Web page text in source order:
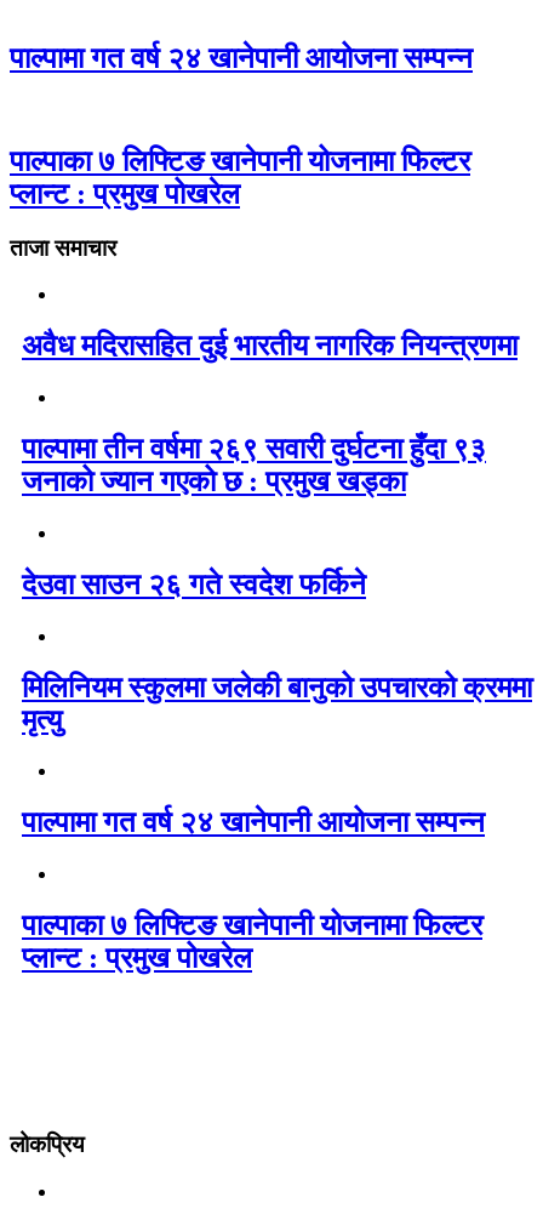
पाल्पामा गत वर्ष २४ खानेपानी आयोजना सम्पन्न
पाल्पाका ७ लिफ्टिङ खानेपानी योजनामा फिल्टर
प्लान्ट : प्रमुख पोखरेल
ताजा समाचार
अवैध मदिरासहित दुई भारतीय नागरिक नियन्त्रणमा
पाल्पामा तीन वर्षमा २६९ सवारी दुर्घटना हुँदा ९३
जनाको ज्यान गएको छ : प्रमुख खड्का
देउवा साउन २६ गते स्वदेश फर्किने
मिलिनियम स्कुलमा जलेकी बानुको उपचारको क्रममा
मृत्यु
पाल्पामा गत वर्ष २४ खानेपानी आयोजना सम्पन्न
पाल्पाका ७ लिफ्टिङ खानेपानी योजनामा फिल्टर
प्लान्ट : प्रमुख पोखरेल
लोकप्रिय